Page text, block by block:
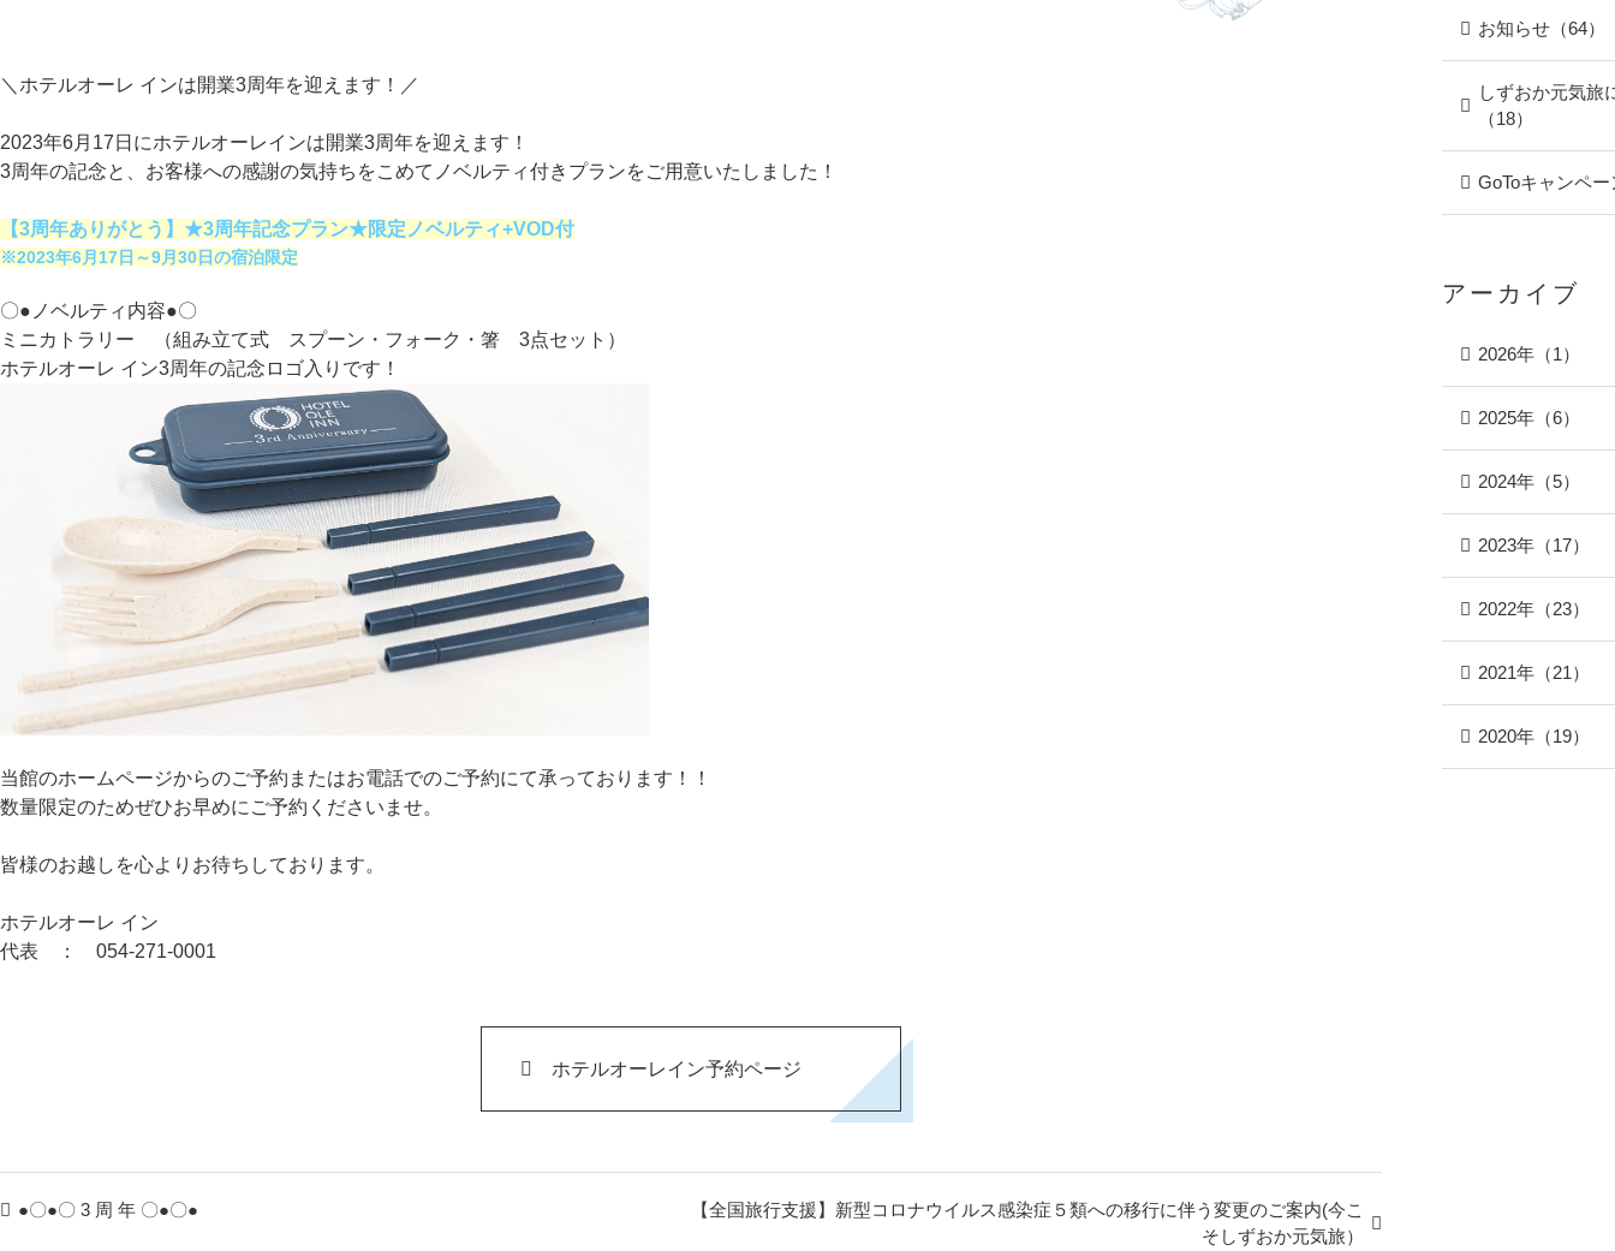
＼ホテルオーレ インは開業3周年を迎えます！／
2023年6月17日にホテルオーレインは開業3周年を迎えます！
3周年の記念と、お客様への感謝の気持ちをこめてノベルティ付きプランをご用意いたしました！
【3周年ありがとう】★3周年記念プラン★限定ノベルティ+VOD付
※2023年6月17日～9月30日の宿泊限定
〇●ノベルティ内容●〇
ミニカトラリー （組み立て式 スプーン・フォーク・箸 3点セット）
ホテルオーレ イン3周年の記念ロゴ入りです！
当館のホームページからのご予約またはお電話でのご予約にて承っております！！
数量限定のためぜひお早めにご予約くださいませ。
皆様のお越しを心よりお待ちしております。
ホテルオーレ イン
代表 ： 054-271-0001
ホテルオーレイン予約ページ
●〇●〇 3 周 年 〇●〇●
【全国旅行支援】新型コロナウイルス感染症５類への移行に伴う変更のご案内(今こ
そしずおか元気旅）
お知らせ（64）
しずおか元気旅
（18）
GoToキャンペ
アーカイブ
2026年（1）
2025年（6）
2024年（5）
2023年（17）
2022年（23）
2021年（21）
2020年（19）